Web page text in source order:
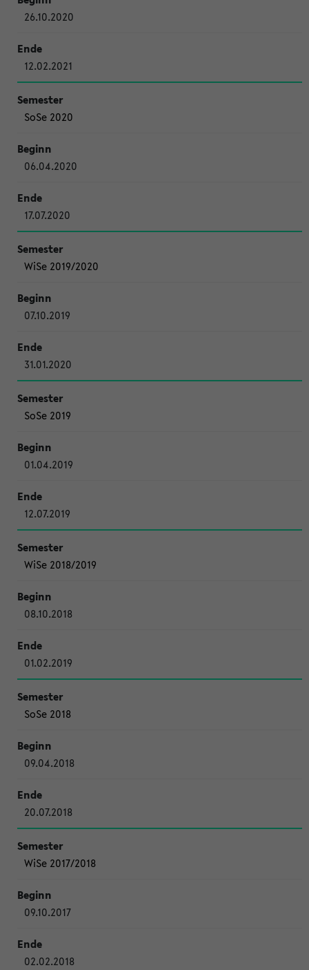
26.10.2020
12.02.2021
SoSe 2020
06.04.2020
17.07.2020
WiSe 2019/2020
07.10.2019
31.01.2020
SoSe 2019
01.04.2019
12.07.2019
WiSe 2018/2019
08.10.2018
01.02.2019
SoSe 2018
09.04.2018
20.07.2018
WiSe 2017/2018
09.10.2017
02.02.2018